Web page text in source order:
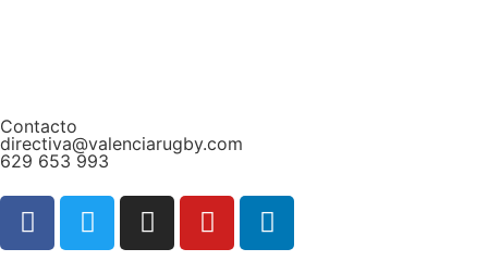
Contacto
directiva@valenciarugby.com
629 653 993